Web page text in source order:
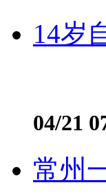
14岁
04/21
常州